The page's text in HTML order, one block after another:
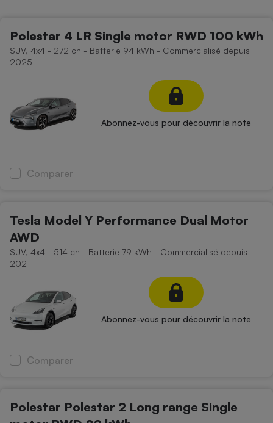
Polestar 4 LR Single motor RWD 100 kWh
SUV, 4x4 - 272 ch - Batterie 94 kWh - Commercialisé depuis
2025
Abonnez-vous pour découvrir la note
Comparer
Tesla Model Y Performance Dual Motor
AWD
SUV, 4x4 - 514 ch - Batterie 79 kWh - Commercialisé depuis
2021
Abonnez-vous pour découvrir la note
Comparer
Polestar Polestar 2 Long range Single
alimentaire
Assurance emprunteur
Plaque de cuisson à
induction
Téléphone mobile -
Smartphone
Antivirus
Matelas
Mutuelle